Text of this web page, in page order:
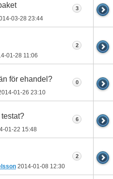
03-28 23:44
3
01-28 11:06
2
för ehandel?
01-26 23:10
0
01-22 15:48
6
2014-01-08 12:30
2